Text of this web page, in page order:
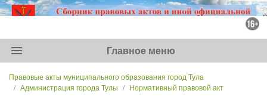
menu Главное меню
Правовые акты муниципального образования город Тула
Администрация города Тулы
Нормативный правовой акт